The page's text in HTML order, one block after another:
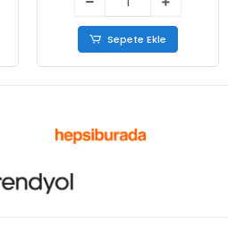
Sepete Ekle